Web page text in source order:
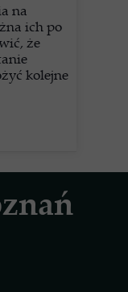
na
ich po
że
kolejne